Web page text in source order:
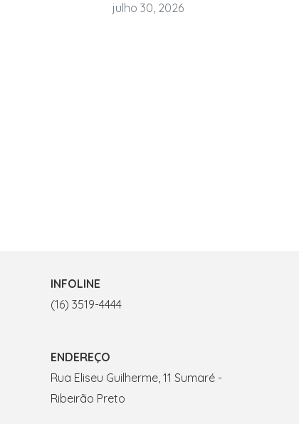
julho 30, 2026
INFOLINE
(16) 3519-4444
ENDEREÇO
Rua Eliseu Guilherme, 11 Sumaré -
Ribeirão Preto